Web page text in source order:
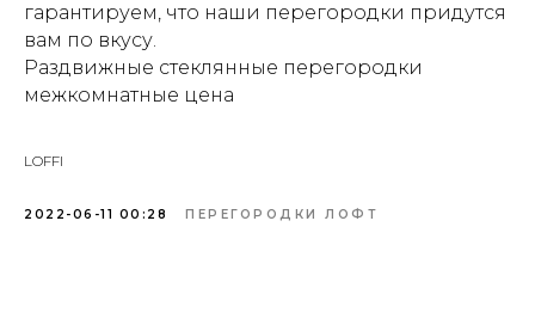
гарантируем, что наши перегородки придутся
вам по вкусу.
Раздвижные стеклянные перегородки
межкомнатные цена
LOFFI
2022-06-11 00:28 ПЕРЕГОРОДКИ ЛОФТ